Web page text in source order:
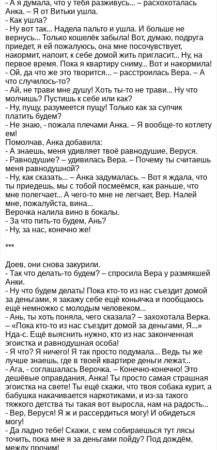
- А я думала, что у тебя разживусь... – расхохоталась
Анка. – Я от Витьки ушла.
- Как ушла?
- Ну вот так... Надела пальто и ушла. И больше не
вернусь... Только кошелёк забыла! Вот, думаю, подруга
приедет, я ей пожалуюсь, она мне посочувствует,
накормит, напоит, к себе домой жить пригласит... Ну, на
первое время. Пока я квартиру сниму... Вот и накормила!
- Ой, да что же это творится... – расстроилась Вера. – А
что случилось-то?
- Ай, не трави мне душу! Хоть ты-то не трави... Ну что
молчишь? Пустишь к себе или как?
- Ну, пущу, разумеется пущу! Только как за супчик
платить будем?
- Не знаю, - пожала плечами Анка. – Я вообще-то котлету
ем!
Помолчав, Анка добавила:
- А знаешь, меня удивляет твоё равнодушие, Веруся.
- Равнодушие? – удивилась Вера. – Почему ты считаешь
меня равнодушной?
- Ну, как сказать... – Анка задумалась. – Вот я ждала, что
ты приедешь, мы с тобой посмеёмся, как раньше, что
мне полегчает... А чего-то мне не легчает, Вер. Налей
мне, пожалуйста, вина...
Верочка налила вино в бокалы.
- За что пить-то будем, Ань?
- Ну, за нас, конечно же!
***
Доев, они снова закурили.
- Так что делать-то будем? – спросила Вера у размякшей
Анки.
- Ну что будем делать! Пока кто-то из нас съездит домой
за деньгами, я закажу себе ещё коньячка и пообщаюсь
ещё немножко с молодым человеком...
- Ань, ты хоть поняла, чего сказала? – захохотала Верка.
– «Пока кто-то из нас съездит домой за деньгами, Я...»
Нда-с. Ещё выяснить нужно, кто из нас законченная
эгоистка и равнодушная особа!
- Я что? Я ничего! Я так просто подумала... Ведь ты же
лучше знаешь, где в твоей квартире деньги лежат...
- Ага, - соглашалась Верочка. – Конечно-конечно! Это
дешёвые оправдания, Анка! Ты просто самая страшная
эгоистка на свете! Ты ещё скажи, что твоя собака курит, а
бабушка накачивается наркотиками, и из-за такого
тяжкого детства ты такая вот выросла, нам на радость...
- Вер, Веруся! Я ж и рассердиться могу! И обидеться
могу!
- Да ладно тебе! Скажи, с кем собираешься тут лясы
точить, пока мне я за деньгами пойду? Под дождём,
между прочим!